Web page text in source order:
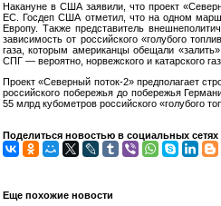
Накануне в США заявили, что проект
ЕС. Госдеп США отметил, что на одном
Европу. Также представитель
зависимость от российского «голубого
газа, которым американцы обещали
СПГ — вероятно, норвежского и катарского
Проект «Северный поток-2» предполагает
российского побережья до побережья
55 млрд кубометров российского «голубого
Поделиться новостью в социальных сетях
Еще похожие новости